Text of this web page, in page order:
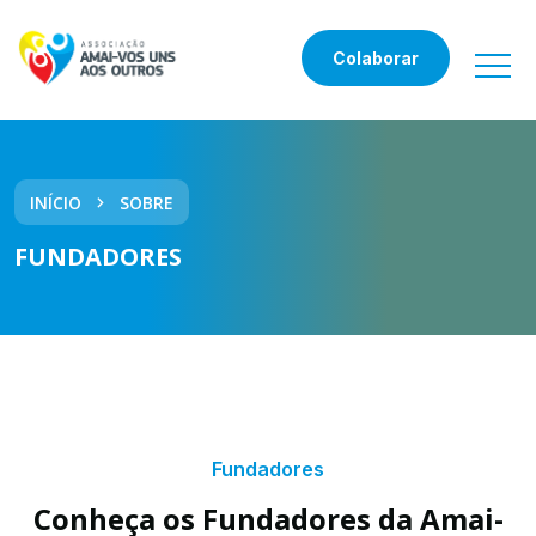
Colaborar
INÍCIO SOBRE
FUNDADORES
Fundadores
Conheça os Fundadores da Amai-